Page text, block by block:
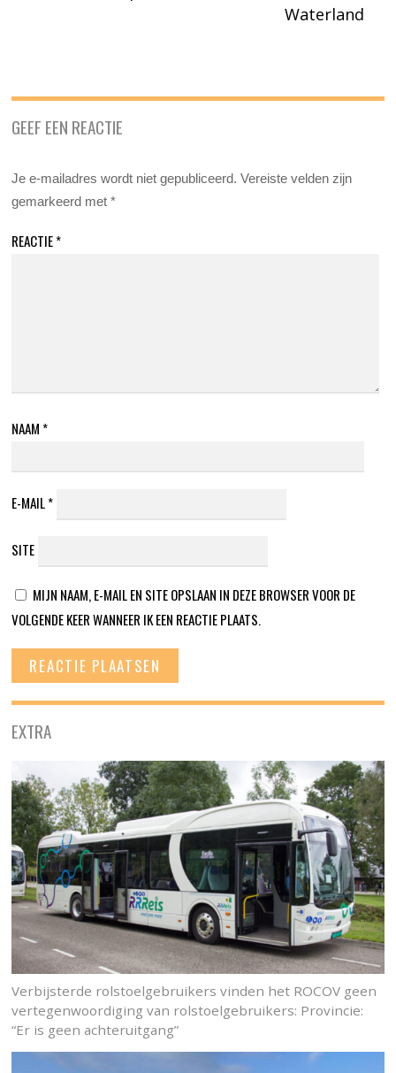
Waterland
GEEF EEN REACTIE
Je e-mailadres wordt niet gepubliceerd. Vereiste velden zijn
gemarkeerd met*
REACTIE*
NAAM *
E-MAIL*
SITE
MIJN NAAM, E-MAIL EN SITE OPSLAAN IN DEZE BROWSER VOOR DE
VOLGENDE KEER WANNEER IK EEN REACTIE PLAATS.
EXTRA
Verbijsterde rolstoelgebruikers vinden het ROCOV geen
vertegenwoordiging van rolstoelgebruikers: Provincie:
“Er is geen achteruitgang”